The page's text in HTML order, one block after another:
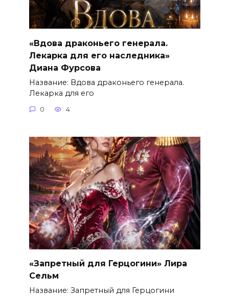
«Вдова драконьего генерала.
Лекарка для его наследника»
Диана Фурсова
Название: Вдова драконьего генерала.
Лекарка для его
0 4
«Запретный для Герцогини» Лира
Сельм
Название: Запретный для Герцогини